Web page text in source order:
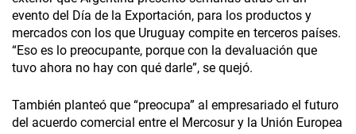
evento del Día de la Exportación, para los productos y
mercados con los que Uruguay compite en terceros países.
“Eso es lo preocupante, porque con la devaluación que
tuvo ahora no hay con qué darle”, se quejó.
También planteó que “preocupa” al empresariado el futuro
del acuerdo comercial entre el Mercosur y la Unión Europea